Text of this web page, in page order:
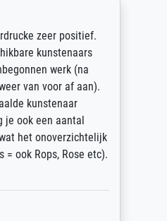
zeer positief.
kunstenaars
werk (na
van voor af aan).
kunstenaar
je ook een aantal
het onoverzichtelijk
= ook Rops, Rose etc).